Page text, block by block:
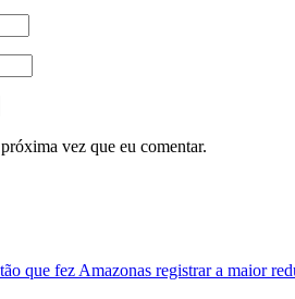
vez que eu comentar.